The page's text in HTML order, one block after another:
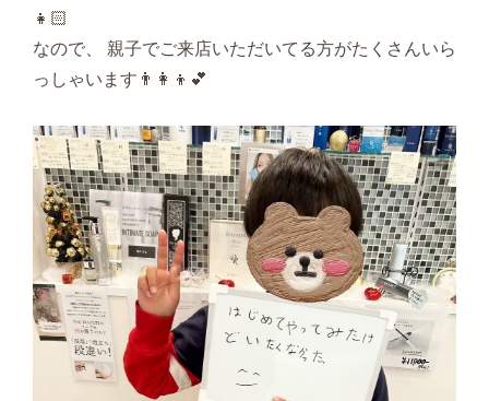
👧🏻
なので、 親子でご来店いただいてる方がたくさんいら
っしゃいます👨‍👩‍👦💕